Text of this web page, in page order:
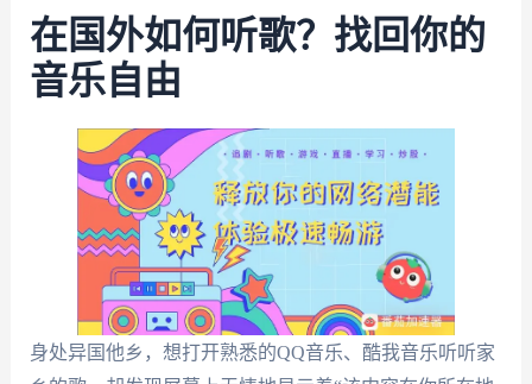
在国外如何听歌？找回你的
音乐自由
身处异国他乡，想打开熟悉的QQ音乐、酷我音乐听听家